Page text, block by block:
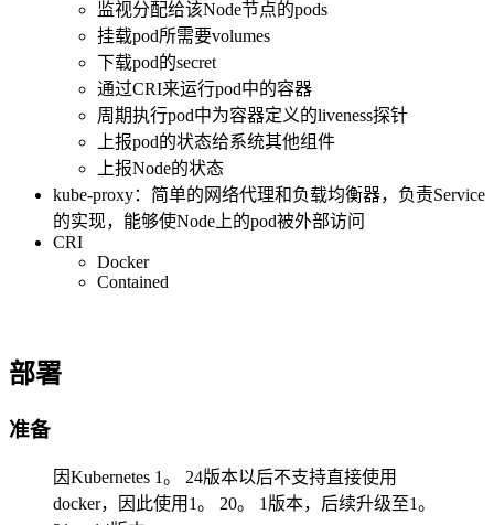
监视分配给该Node节点的pods
挂载pod所需要volumes
下载pod的secret
通过CRI来运行pod中的容器
周期执行pod中为容器定义的liveness探针
上报pod的状态给系统其他组件
上报Node的状态
kube-proxy：简单的网络代理和负载均衡器，负责Service
的实现，能够使Node上的pod被外部访问
CRI
Docker
Contained
部署
准备
因Kubernetes 1。 24版本以后不支持直接使用
docker，因此使用1。 20。 1版本，后续升级至1。